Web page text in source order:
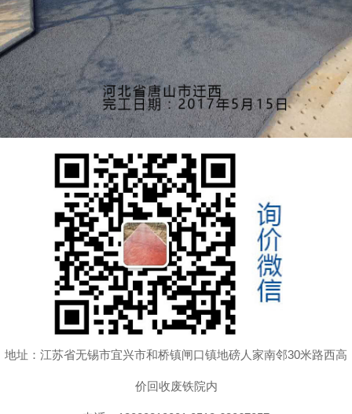
地址：江苏省无锡市宜兴市和桥镇闸口镇地磅人家南邻30米路西高
价回收废铁院内